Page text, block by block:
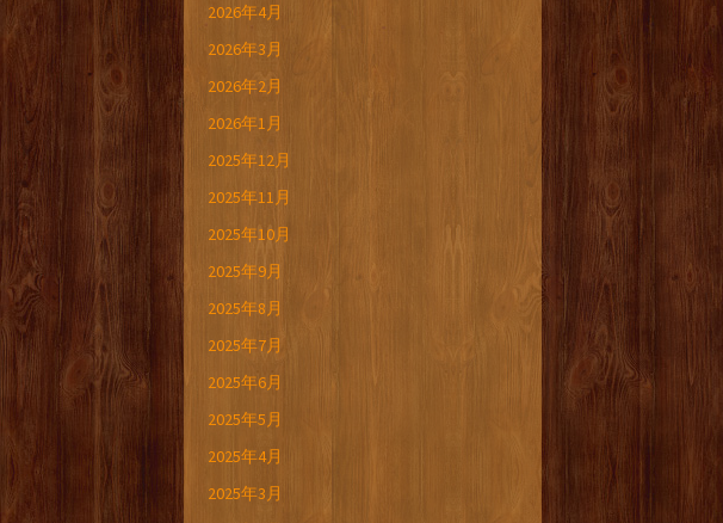
2026年4月
2026年3月
2026年2月
2026年1月
2025年12月
2025年11月
2025年10月
2025年9月
2025年8月
2025年7月
2025年6月
2025年5月
2025年4月
2025年3月